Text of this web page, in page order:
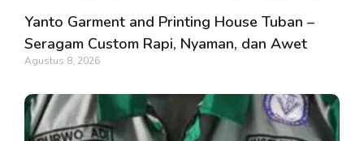
Yanto Garment and Printing House Tuban –
Seragam Custom Rapi, Nyaman, dan Awet
Agustus 8, 2026